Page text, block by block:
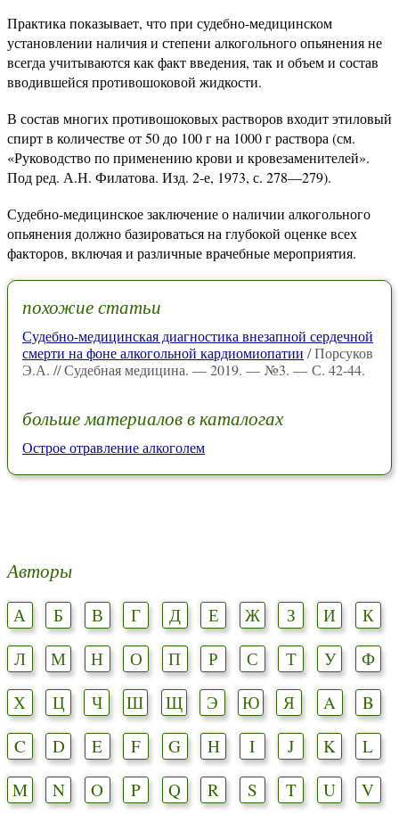
Практика показывает, что при судебно-медицинском
установлении наличия и степени алкогольного опьянения не
всегда учитываются как факт введения, так и объем и состав
вводившейся противошоковой жидкости.
В состав многих противошоковых растворов входит этиловый
спирт в количестве от 50 до 100 г на 1000 г раствора (см.
«Руководство по применению крови и кровезаменителей».
Под ред. А.Н. Филатова. Изд. 2-е, 1973, с. 278—279).
Судебно-медицинское заключение о наличии алкогольного
опьянения должно базироваться на глубокой оценке всех
факторов, включая и различные врачебные мероприятия.
похожие статьи
Судебно-медицинская диагностика внезапной сердечной
смерти на фоне алкогольной кардиомиопатии / Порсуков
Э.А. // Судебная медицина. — 2019. — №3. — С. 42-44.
больше материалов в каталогах
Острое отравление алкоголем
Авторы
А Б В Г Д Е Ж З И
К
Л
М Н О П Р С Т У
Ф
Х
Ц Ч Ш Щ Э Ю Я A
B
C
D E F G H I J K
L
M
N O P Q R S T U
V